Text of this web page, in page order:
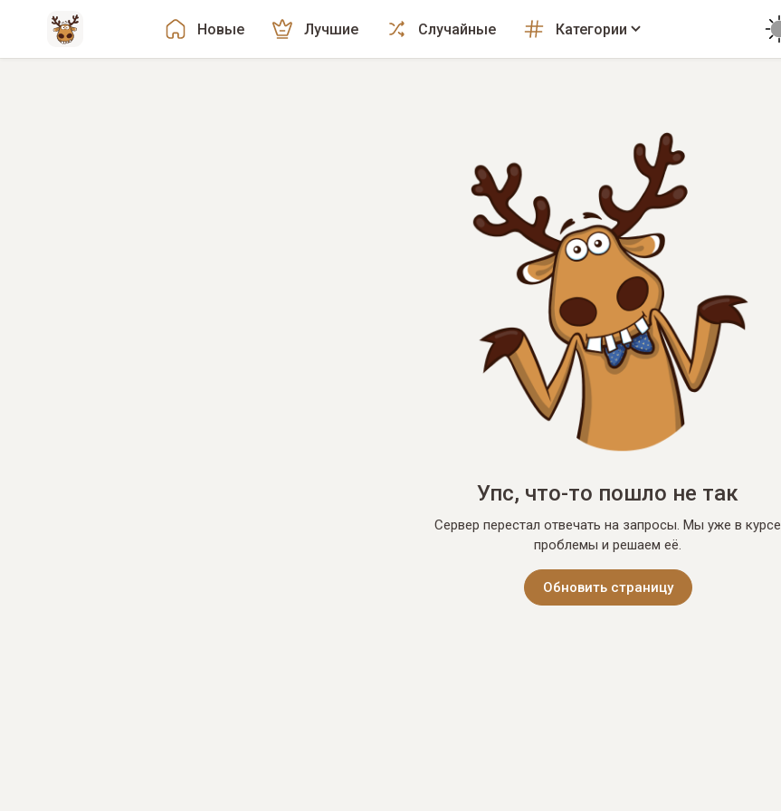
Новые Лучшие Случайные Категории
Упс, что-то пошло не так
Сервер перестал отвечать на запросы. Мы уже в курсе
проблемы и решаем её.
Обновить страницу